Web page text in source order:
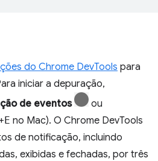
do Chrome DevTools para
iniciar a depuração,
de eventos ou
E no Mac). O Chrome DevTools
de notificação, incluindo
exibidas e fechadas, por três